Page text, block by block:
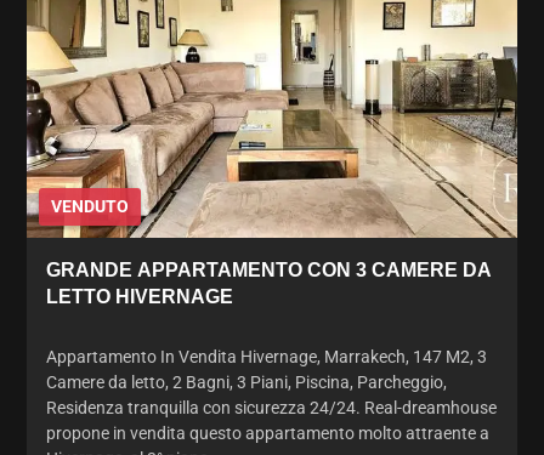
VENDUTO
GRANDE APPARTAMENTO CON 3 CAMERE DA
LETTO HIVERNAGE
Appartamento In Vendita Hivernage, Marrakech, 147 M2, 3
Camere da letto, 2 Bagni, 3 Piani, Piscina, Parcheggio,
Residenza tranquilla con sicurezza 24/24. Real-dreamhouse
propone in vendita questo appartamento molto attraente a